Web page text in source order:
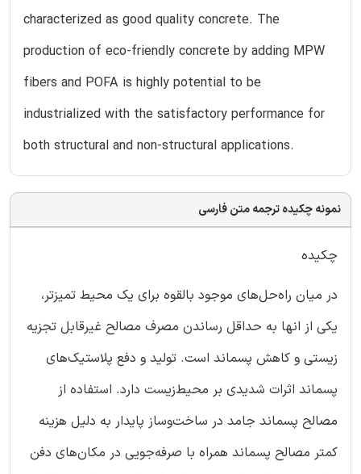
characterized as good quality concrete. The
production of eco-friendly concrete by adding MPW
fibers and POFA is highly potential to be
industrialized with the satisfactory performance for
both structural and non-structural applications.
نمونه چکیده ترجمه متن فارسی
چکیده
در میان راه‌حل‌های موجود بالقوه برای یک محیط تمیزتر،
یکی از انها به حداقل رساندن مصرف مصالح غیرقابل ‌تجزیه
زیستی و کاهش پسماند است. تولید و دفع پلاستیک‌های
پسماند اثرات شدیدی بر محیط‌زیست دارد. استفاده از
مصالح پسماند جامد در ساخت‌وساز پایدار به دلیل هزینه
کمتر مصالح پسماند همراه با صرفه‌جویی در مکان‌های دفن